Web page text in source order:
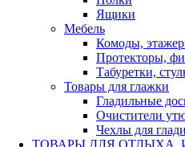
Ящики
Мебель
Комоды,
Протекторы,
Табуретки,
Товары для глажки
Гладильные
Очистители
Чехлы для
ТОВАРЫ ДЛЯ ОТДЫХА,